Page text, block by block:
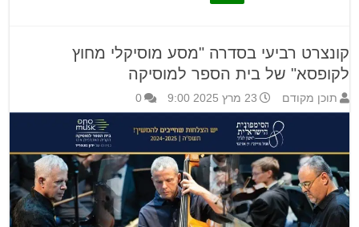
קונצרט רביעי בסדרה "מסע מוסיקלי מחוץ
לקופסא" של בית הספר למוסיקה
תוכן מקודם 23 מרץ 2025 9:00 0